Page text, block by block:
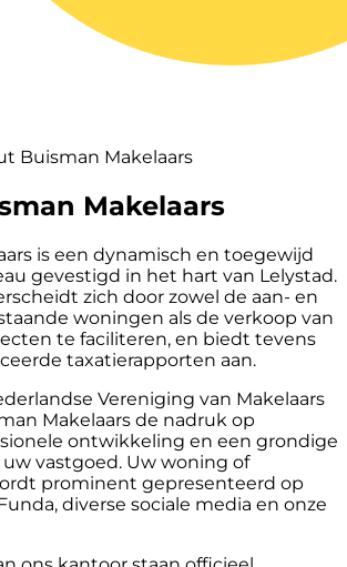
Buisman Makelaars
Makelaars
is een dynamisch en toegewijd
gevestigd in het hart van Lelystad.
zich door zowel de aan- en
woningen als de verkoop van
te faciliteren, en biedt tevens
taxatierapporten aan.
Vereniging van Makelaars
Makelaars de nadruk op
ontwikkeling en een grondige
vastgoed. Uw woning of
prominent gepresenteerd op
diverse sociale media en onze